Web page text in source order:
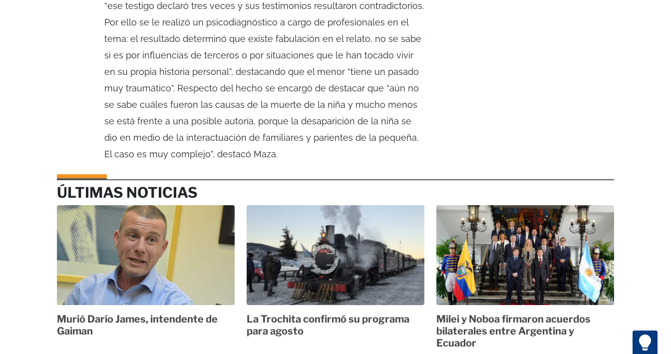
“ese testigo declaró tres veces y sus testimonios resultaron contradictorios.
Por ello se le realizó un psicodiagnóstico a cargo de profesionales en el
tema: el resultado determinó que existe fabulación en el relato, no se sabe
si es por influencias de terceros o por situaciones que le han tocado vivir
en su propia historia personal”, destacando que el menor “tiene un pasado
muy traumático”. Respecto del hecho se encargó de destacar que “aún no
se sabe cuáles fueron las causas de la muerte de la niña y mucho menos
se está frente a una posible autoría, porque la desaparición de la niña se
dio en medio de la interactuación de familiares y parientes de la pequeña.
El caso es muy complejo”, destacó Maza.
ÚLTIMAS NOTICIAS
Murió Darío James, intendente de
Gaiman
La Trochita confirmó su programa
para agosto
Milei y Noboa firmaron acuerdos
bilaterales entre Argentina y
Ecuador